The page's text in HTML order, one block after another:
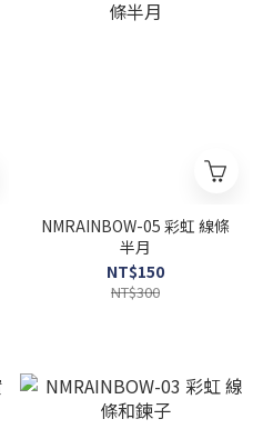
NMRAINBOW-05 彩虹 線條
半月
NT$150
NT$300